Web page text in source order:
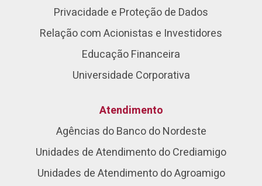
Privacidade e Proteção de Dados
Relação com Acionistas e Investidores
Educação Financeira
Universidade Corporativa
Atendimento
Agências do Banco do Nordeste
Unidades de Atendimento do Crediamigo
Unidades de Atendimento do Agroamigo